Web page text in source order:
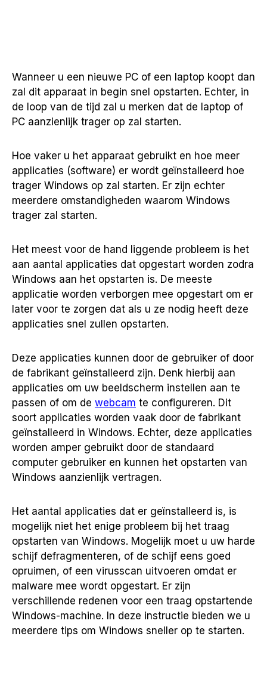
Wanneer u een nieuwe PC of een laptop koopt dan
zal dit apparaat in begin snel opstarten. Echter, in
de loop van de tijd zal u merken dat de laptop of
PC aanzienlijk trager op zal starten.
Hoe vaker u het apparaat gebruikt en hoe meer
applicaties (software) er wordt geïnstalleerd hoe
trager Windows op zal starten. Er zijn echter
meerdere omstandigheden waarom Windows
trager zal starten.
Het meest voor de hand liggende probleem is het
aan aantal applicaties dat opgestart worden zodra
Windows aan het opstarten is. De meeste
applicatie worden verborgen mee opgestart om er
later voor te zorgen dat als u ze nodig heeft deze
applicaties snel zullen opstarten.
Deze applicaties kunnen door de gebruiker of door
de fabrikant geïnstalleerd zijn. Denk hierbij aan
applicaties om uw beeldscherm instellen aan te
passen of om de webcam te configureren. Dit
soort applicaties worden vaak door de fabrikant
geïnstalleerd in Windows. Echter, deze applicaties
worden amper gebruikt door de standaard
computer gebruiker en kunnen het opstarten van
Windows aanzienlijk vertragen.
Het aantal applicaties dat er geïnstalleerd is, is
mogelijk niet het enige probleem bij het traag
opstarten van Windows. Mogelijk moet u uw harde
schijf defragmenteren, of de schijf eens goed
opruimen, of een virusscan uitvoeren omdat er
malware mee wordt opgestart. Er zijn
verschillende redenen voor een traag opstartende
Windows-machine. In deze instructie bieden we u
meerdere tips om Windows sneller op te starten.